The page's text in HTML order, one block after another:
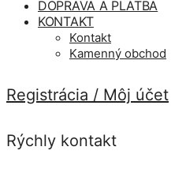
DOPRAVA A PLATBA
KONTAKT
Kontakt
Kamenný obchod
Registrácia / Môj účet
Rýchly kontakt